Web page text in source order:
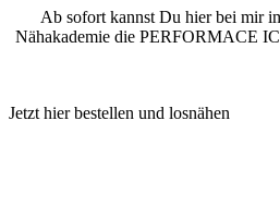
Ab sofort kannst Du hier bei mir
Nähakademie die PERFORMACE
Jetzt hier bestellen und losnähen